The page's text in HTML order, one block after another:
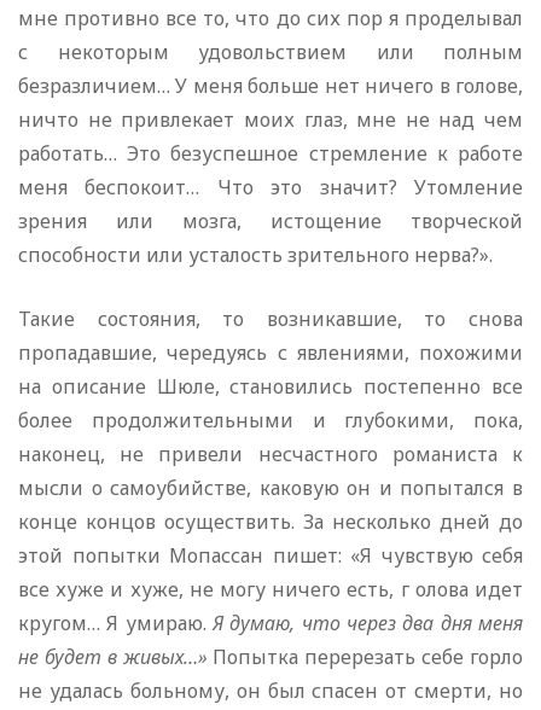
мне противно все то, что до сих пор я проделывал
с некоторым удовольствием или полным
безразличием… У меня больше нет ничего в голове,
ничто не привлекает моих глаз, мне не над чем
работать… Это безуспешное стремление к работе
меня беспокоит… Что это значит? Утомление
зрения или мозга, истощение творческой
способности или усталость зрительного нерва?».
Такие состояния, то возникавшие, то снова
пропадавшие, чередуясь с явлениями, похожими
на описание Шюле, становились постепенно все
более продолжительными и глубокими, пока,
наконец, не привели несчастного романиста к
мысли о самоубийстве, каковую он и попытался в
конце концов осуществить. За несколько дней до
этой попытки Мопассан пишет: «Я чувствую себя
все хуже и хуже, не могу ничего есть, г олова идет
кругом… Я умираю.Я думаю, что через два дня меня
не будет в живых…» Попытка перерезать себе горло
не удалась больному, он был спасен от смерти, но